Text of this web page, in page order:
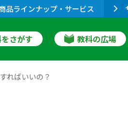
品ラインナップ・サービス
さがす 教科の広場
ればいいの？